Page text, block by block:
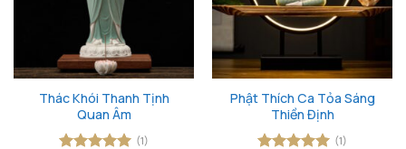
Thác Khói Thanh Tịnh
Quan Âm
(1)
Phật Thích Ca Tỏa Sáng
Thiền Định
(1)